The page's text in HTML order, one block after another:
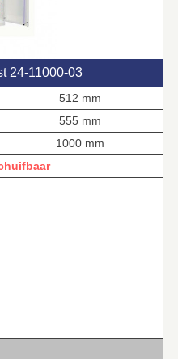
24‑11000‑03
512 mm
555 mm
1000 mm